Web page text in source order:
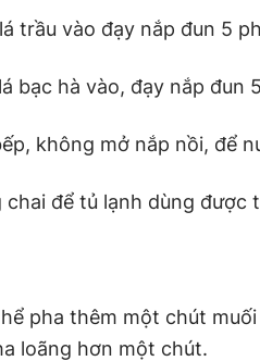
trầu vào đạy nắp đun 5
bạc hà vào, đạy nắp đun
không mở nắp nồi, để
chai để tủ lạnh dùng được
pha thêm một chút
loãng hơn một chút.